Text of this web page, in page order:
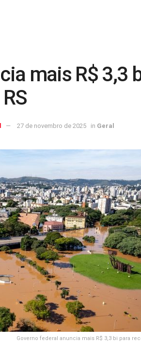
mais R$ 3,3
27 de novembro de 2025 in Geral
Governo federal anuncia mais R$ 3,3 bi para